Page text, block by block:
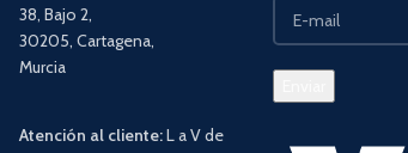
38, Bajo 2,
30205, Cartagena,
Murcia
Atención al cliente:L a V de